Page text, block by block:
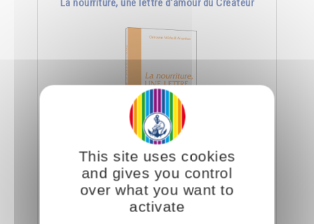
La nourriture, une lettre d'amour du Créateur
Le jour où nous aurons appris à manger
consciemment, nous saurons déchiffrer tout ce
que le Créateur nous dit à travers la nourriture.
This site uses cookies
and gives you control
over what you want to
activate